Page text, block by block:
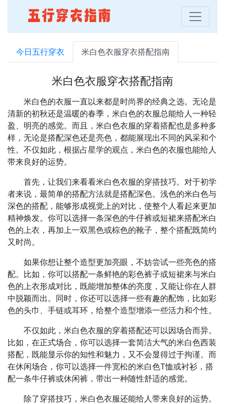
今日五行穿衣 米白色衣服穿衣搭配指南
米白色衣服穿衣搭配指南
米白色的衣服一直以来都是时尚界的经典之选。无论是
清新的初秋还是温暖的春季，米白色的衣服总能给人一种轻
盈、明亮的感觉。而且，米白色衣服的穿着搭配也是多种多
样，无论是搭配深色还是亮色，都能展现出不同的风采和个
性。不仅如此，根据占星学的观点，米白色的衣服也能给人
带来良好的运势。
首先，让我们来看看米白色衣服的穿搭技巧。对于初学
者来说，最简单的搭配方法就是搭配深色。浅色的米白色与
深色的搭配，能够形成视觉上的对比，使整个人看起来更加
精神焕发。你可以选择一条深色的牛仔裤或短裙来搭配米白
色的上衣，再加上一双黑色或棕色的靴子，整个搭配既简约
又时尚。
如果你想让整个造型更加亮眼，不妨尝试一些亮色的搭
配。比如，你可以搭配一条鲜艳的彩色裤子或短裙来与米白
色的上衣形成对比，既能增加整体的亮度，又能让你在人群
中脱颖而出。同时，你还可以选择一些有趣的配饰，比如彩
色的头巾、手链或耳环，给整个造型增添一些活力和个性。
不仅如此，米白色衣服的穿着搭配还可以因场合而异。
比如，在正式场合，你可以选择一套简洁大气的米白色西装
搭配，既能显示你的知性和魅力，又不会显得过于拘谨。而
在休闲场合，你可以选择一件宽松的米白色T恤或衬衫，搭
配一条牛仔裤或休闲裤，带出一种随性舒适的感觉。
除了穿搭技巧，米白色衣服还能给人带来良好的运势。